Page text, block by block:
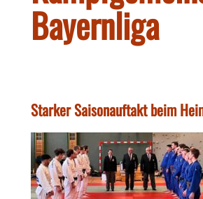
Bayernliga
Starker Saisonauftakt beim